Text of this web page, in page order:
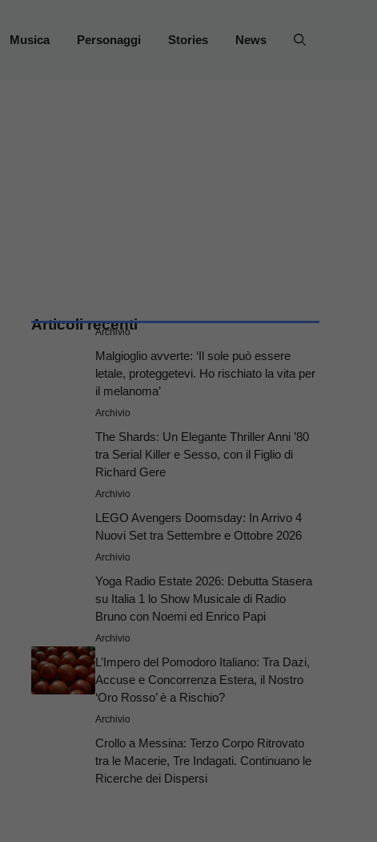
Musica Personaggi Stories News
Articoli recenti
Archivio
Malgioglio avverte: ‘Il sole può essere
letale, proteggetevi. Ho rischiato la vita per
il melanoma’
Archivio
The Shards: Un Elegante Thriller Anni ’80
tra Serial Killer e Sesso, con il Figlio di
Richard Gere
Archivio
LEGO Avengers Doomsday: In Arrivo 4
Nuovi Set tra Settembre e Ottobre 2026
Archivio
Yoga Radio Estate 2026: Debutta Stasera
su Italia 1 lo Show Musicale di Radio
Bruno con Noemi ed Enrico Papi
Archivio
L’Impero del Pomodoro Italiano: Tra Dazi,
Accuse e Concorrenza Estera, il Nostro
‘Oro Rosso’ è a Rischio?
Archivio
Crollo a Messina: Terzo Corpo Ritrovato
tra le Macerie, Tre Indagati. Continuano le
Ricerche dei Dispersi